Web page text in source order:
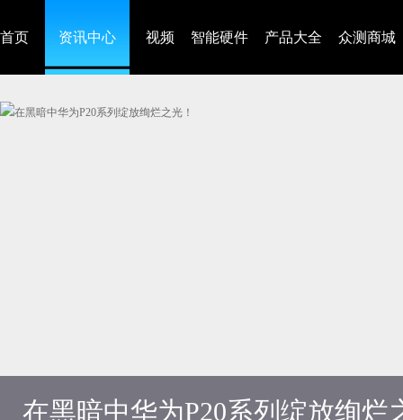
首页 资讯中心 视频 智能硬件 产品大全 众测商城
在黑暗中华为P20系列绽放绚烂